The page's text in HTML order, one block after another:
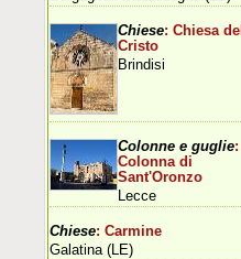
Chiese: Chiesa del
Cristo
Brindisi
Colonne e guglie:
Colonna di
Sant'Oronzo
Lecce
Chiese: Carmine
Galatina (LE)